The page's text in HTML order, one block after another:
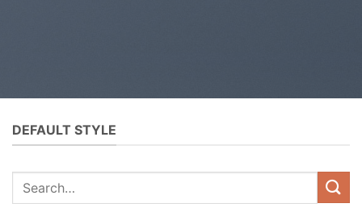
DEFAULT STYLE
Search